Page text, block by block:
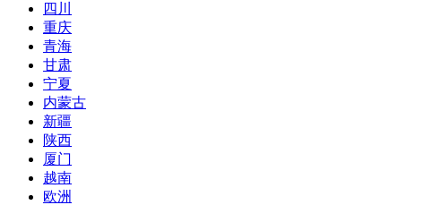
四川
重庆
青海
甘肃
宁夏
内蒙古
新疆
陕西
厦门
越南
欧洲